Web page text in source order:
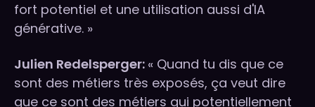
fort potentiel et une utilisation aussi d'IA
générative. »
Julien Redelsperger: « Quand tu dis que ce
sont des métiers très exposés, ça veut dire
que ce sont des métiers qui potentiellement